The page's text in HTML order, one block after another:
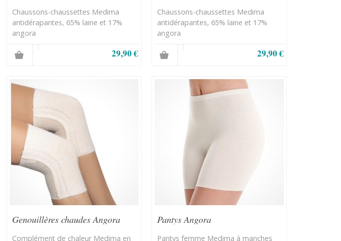
Chaussons-chaussettes Medima
antidérapantes, 65% laine et 17%
angora
29,90 €
Chaussons-chaussettes Medima
antidérapantes, 65% laine et 17%
angora
29,90 €
Genouillères chaudes Angora
Complément de chaleur Medima en
Pantys Angora
Pantys femme Medima à manches